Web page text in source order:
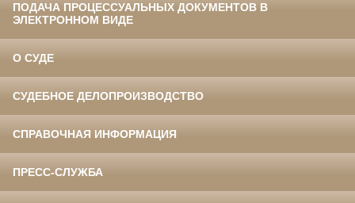
ПОДАЧА ПРОЦЕССУАЛЬНЫХ ДОКУМЕНТОВ В
ЭЛЕКТРОННОМ ВИДЕ
О СУДЕ
СУДЕБНОЕ ДЕЛОПРОИЗВОДСТВО
СПРАВОЧНАЯ ИНФОРМАЦИЯ
ПРЕСС-СЛУЖБА